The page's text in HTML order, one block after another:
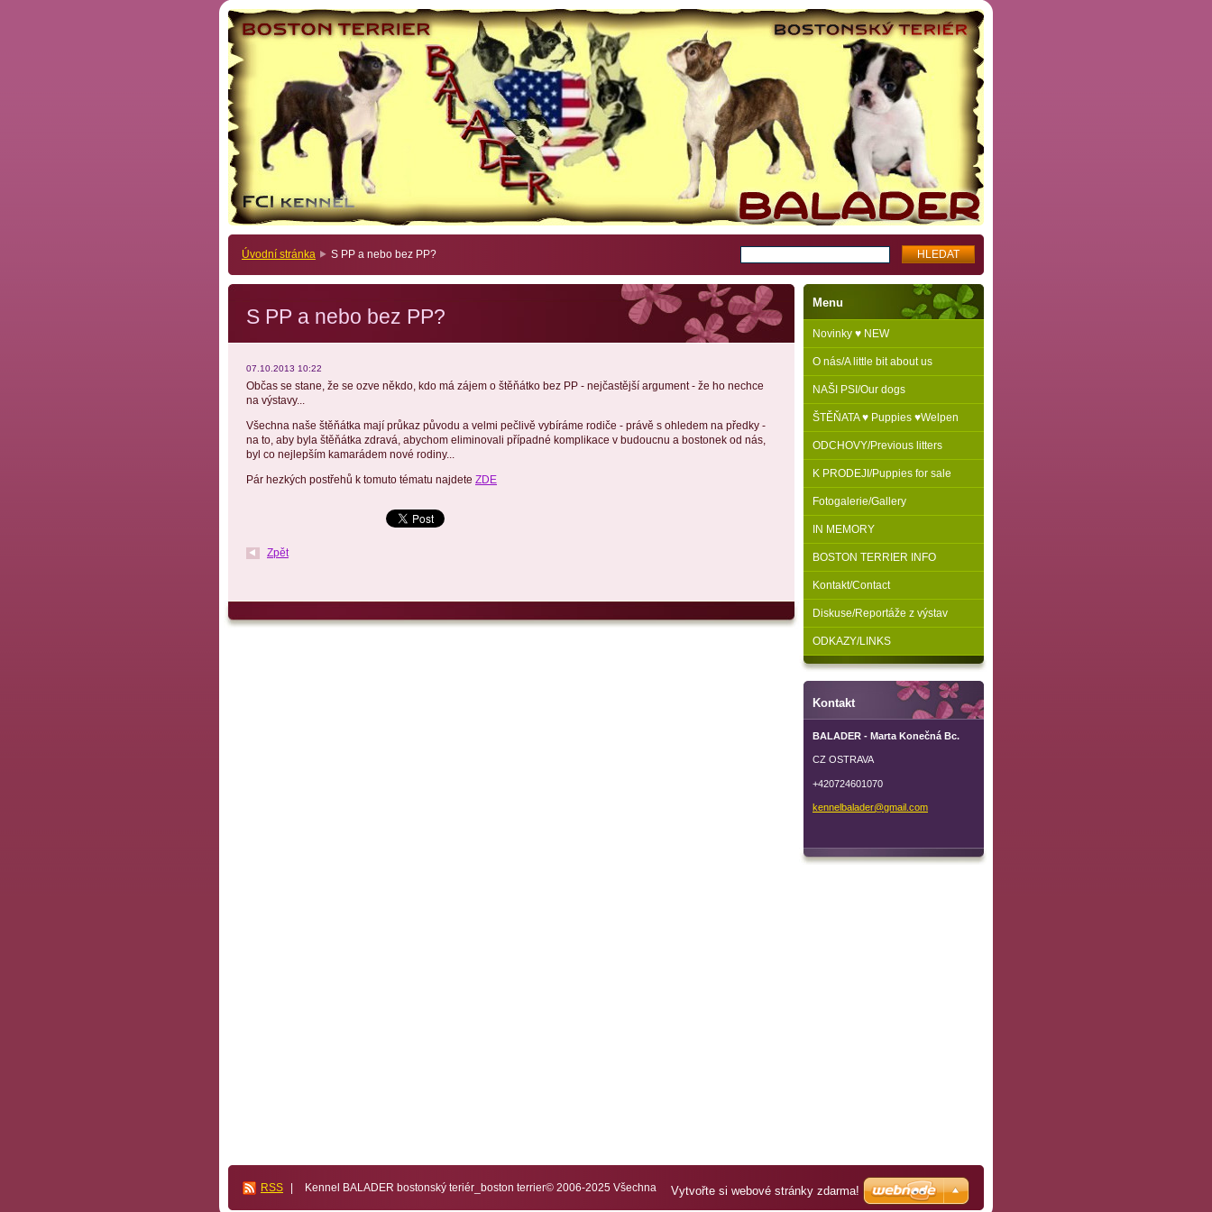
Úvodní stránka S PP a nebo bez PP?
S PP a nebo bez PP?
07.10.2013 10:22
Občas se stane, že se ozve někdo, kdo má zájem o štěňátko bez PP - nejčastější argument - že ho nechce
na výstavy...
Všechna naše štěňátka mají průkaz původu a velmi pečlivě vybíráme rodiče - právě s ohledem na předky -
na to, aby byla štěňátka zdravá, abychom eliminovali případné komplikace v budoucnu a bostonek od nás,
byl co nejlepším kamarádem nové rodiny...
Pár hezkých postřehů k tomuto tématu najdete ZDE
Zpět
Menu
Novinky ♥ NEW
O nás/A little bit about us
NAŠI PSI/Our dogs
ŠTĚŇATA ♥ Puppies ♥Welpen
ODCHOVY/Previous litters
K PRODEJI/Puppies for sale
Fotogalerie/Gallery
IN MEMORY
BOSTON TERRIER INFO
Kontakt/Contact
Diskuse/Reportáže z výstav
ODKAZY/LINKS
Kontakt
BALADER - Marta Konečná Bc.
CZ OSTRAVA
+420724601070
kennelbalader@gmail.com
RSS | Kennel BALADER bostonský teriér_boston terrier© 2006-2025 Všechna Vytvořte si webové stránky zdarma!